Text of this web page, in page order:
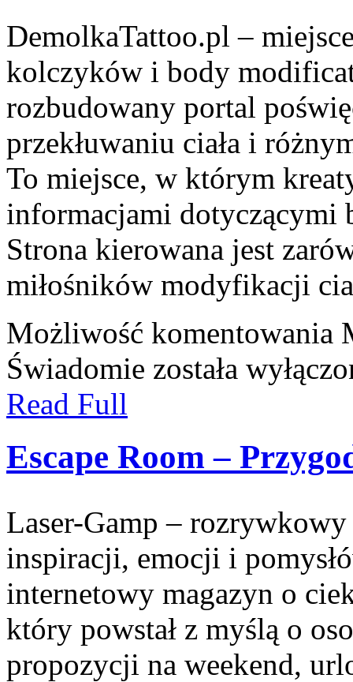
DemolkaTattoo.pl –
kolczyków i body
rozbudowany portal
przekłuwaniu ciała i
To miejsce, w którym
informacjami dotyczącymi
Strona kierowana jest
miłośników modyfikacji
Możliwość komentowania
Świadomie została
Read Full
Escape Room –
Laser-Gamp –
inspiracji, emocji i
internetowy magazyn o
który powstał z myślą o
propozycji na weekend,